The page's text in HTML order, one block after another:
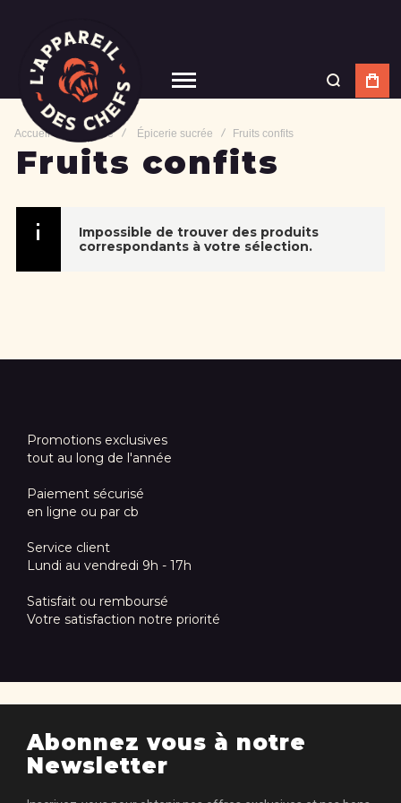
Accueil Épicerie Épicerie sucrée Fruits confits
Fruits confits
Impossible de trouver des produits
correspondants à votre sélection.
Promotions exclusives
tout au long de l'année
Paiement sécurisé
en ligne ou par cb
Service client
Lundi au vendredi 9h - 17h
Satisfait ou remboursé
Votre satisfaction notre priorité
Abonnez vous à notre
Newsletter